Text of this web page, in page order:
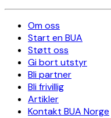
Om oss
Start en BUA
Støtt oss
Gi bort utstyr
Bli partner
Bli frivillig
Artikler
Kontakt BUA Norge